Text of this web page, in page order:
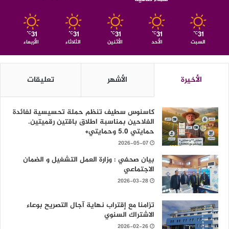
31
℃
السبت
31
℃
الأحد
31
℃
الأثنين
31
℃
الثلاثاء
31
℃
الأربعاء
الأخيرة الأشهر تعليقات
كاسنوس سطيف تنظم حملة تحسيسية لفائدة
الفلاحين بمناسبة اطلاق باقتين رقميتين.
حمايتي 5.0 وحمايتي+
2026-05-07
بيان صحفي : وزارة العمل التشغيل و الضمان
الاجتماعي
2026-03-28
تزامنا مع إقتراب نهاية آجال التصريح بوعاء
الاشتراك السنوي
2026-02-26